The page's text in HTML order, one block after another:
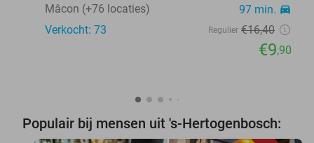
Mâcon (+76 locaties)
97 min. directions_car
Verkocht: 73 Regulier €16,40
€9,90
Populair bij mensen uit 's-Hertogenbosch: